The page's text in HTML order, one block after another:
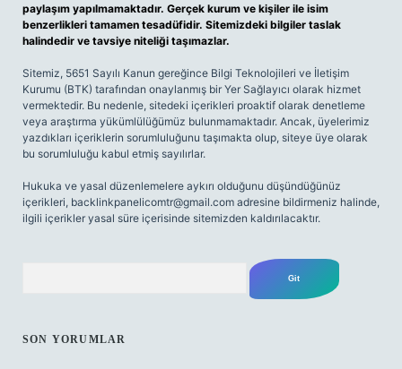
paylaşım yapılmamaktadır. Gerçek kurum ve kişiler ile isim
benzerlikleri tamamen tesadüfidir. Sitemizdeki bilgiler taslak
halindedir ve tavsiye niteliği taşımazlar.
Sitemiz, 5651 Sayılı Kanun gereğince Bilgi Teknolojileri ve İletişim
Kurumu (BTK) tarafından onaylanmış bir Yer Sağlayıcı olarak hizmet
vermektedir. Bu nedenle, sitedeki içerikleri proaktif olarak denetleme
veya araştırma yükümlülüğümüz bulunmamaktadır. Ancak, üyelerimiz
yazdıkları içeriklerin sorumluluğunu taşımakta olup, siteye üye olarak
bu sorumluluğu kabul etmiş sayılırlar.
Hukuka ve yasal düzenlemelere aykırı olduğunu düşündüğünüz
içerikleri, backlinkpanelicomtr@gmail.com adresine bildirmeniz halinde,
ilgili içerikler yasal süre içerisinde sitemizden kaldırılacaktır.
SON YORUMLAR